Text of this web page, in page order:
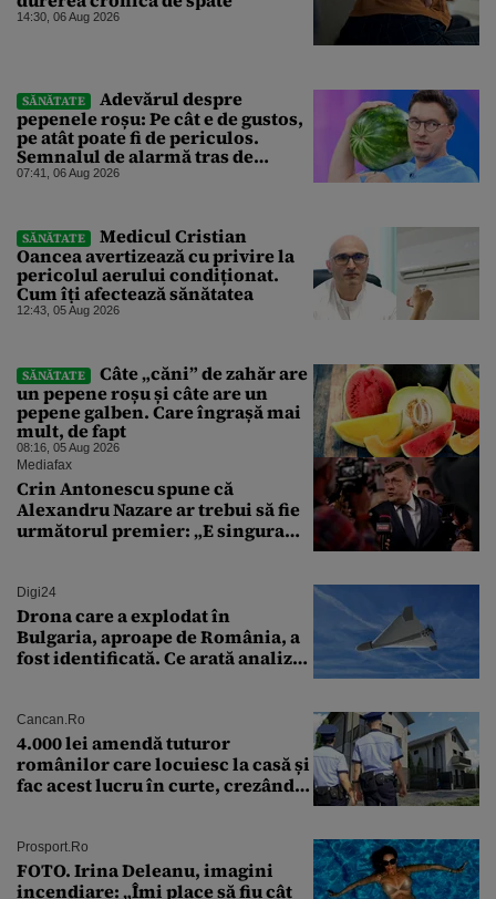
14:30, 06 Aug 2026
SĂNĂTATE
Adevărul despre
pepenele roșu: Pe cât e de gustos,
pe atât poate fi de periculos.
Semnalul de alarmă tras de
doctorul Mihail Pautov
07:41, 06 Aug 2026
SĂNĂTATE
Medicul Cristian
Oancea avertizează cu privire la
pericolul aerului condiționat.
Cum îți afectează sănătatea
12:43, 05 Aug 2026
SĂNĂTATE
Câte „căni” de zahăr are
un pepene roșu și câte are un
pepene galben. Care îngrașă mai
mult, de fapt
08:16, 05 Aug 2026
Mediafax
Crin Antonescu spune că
Alexandru Nazare ar trebui să fie
următorul premier: „E singura
Digi24
Drona care a explodat în
Bulgaria, aproape de România, a
fost identificată. Ce arată analiza
Cancan.ro
4.000 lei amendă tuturor
românilor care locuiesc la casă și
fac acest lucru în curte, crezând
Prosport.ro
FOTO. Irina Deleanu, imagini
incendiare: „Îmi place să fiu cât